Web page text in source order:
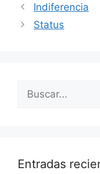
Indiferencia
Status
Entradas